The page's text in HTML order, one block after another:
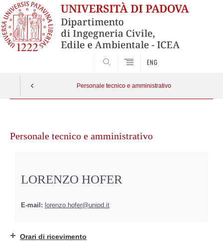
ENG
Personale tecnico e amministrativo
contenuto
Personale tecnico e amministrativo
LORENZO HOFER
E-mail: lorenzo.hofer@unipd.it
Orari di ricevimento